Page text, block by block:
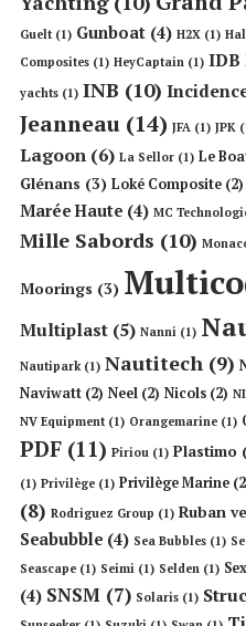
Guelt(1) Gunboat (4) H2X (1)
Composites (1) HeyCaptain (1) IDB
yachts (1) INB (10)
Jeanneau (14) JFA (1) JPK
Lagoon (6) La Sellor (1) Le
Glénans (3) Loké Composite (2)
Marée Haute (4) MC
Mille Sabords (10)
Moorings (3)
Multiplast (5) Nanni (1)
Nautipark(1) Nautitech (9)
Naviwatt (2) Neel (2) Nicols (2)
NV Equipment(1) Orangemarine (1)
PDF (11) Piriou (1) Plastimo
(1) Privilège (1) Privilège Marine
(8) Rodriguez Group (1) Ruban
Seabubble (4) Sea Bubbles (1)
Seascape (1) Seimi (1) Selden (1)
(4) SNSM (7) Solaris (1)